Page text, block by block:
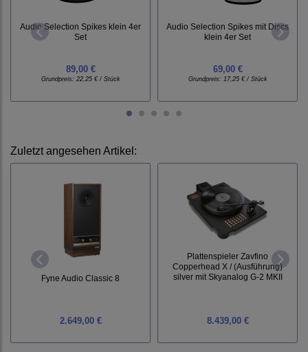
Audio Selection Spikes klein 4er
Set
89,00 €
Grundpreis: 22,25 € / Stück
Audio Selection Spikes mit Discs
klein 4er Set
69,00 €
Grundpreis: 17,25 € / Stück
Zuletzt angesehen Artikel:
Fyne Audio Classic 8
2.649,00 €
Plattenspieler Zavfino
Copperhead X / (Ausführung)
silver mit Skyanalog G-2 MKII
8.439,00 €